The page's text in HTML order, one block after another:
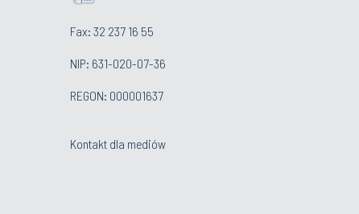
Fax: 32 237 16 55
NIP: 631-020-07-36
REGON: 000001637
Kontakt dla mediów